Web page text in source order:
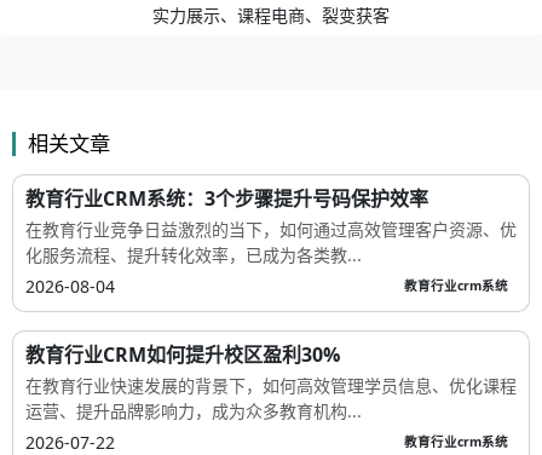
实力展示、课程电商、裂变获客
相关文章
教育行业CRM系统：3个步骤提升号码保护效率
在教育行业竞争日益激烈的当下，如何通过高效管理客户资源、优
化服务流程、提升转化效率，已成为各类教...
2026-08-04
教育行业crm系统
教育行业CRM如何提升校区盈利30%
在教育行业快速发展的背景下，如何高效管理学员信息、优化课程
运营、提升品牌影响力，成为众多教育机构...
2026-07-22
教育行业crm系统